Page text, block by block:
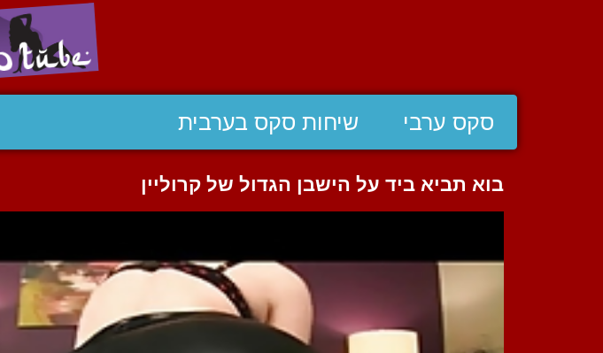
סקס ערבי שיחות סקס בערבית
בוא תביא ביד על הישבן הגדול של קרוליין